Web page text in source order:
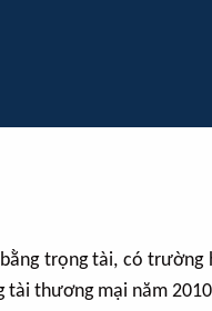
trọng tài, có
tài thương mại năm